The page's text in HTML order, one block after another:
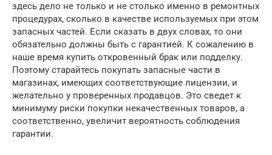
здесь дело не только и не столько именно в ремонтных
процедурах, сколько в качестве используемых при этом
запасных частей. Если сказать в двух словах, то они
обязательно должны быть с гарантией. К сожалению в
наше время купить откровенный брак или подделку.
Поэтому старайтесь покупать запасные части в
магазинах, имеющих соответствующие лицензии, и
желательно у проверенных продавцов. Это сведет к
минимуму риски покупки некачественных товаров, а
соответственно, увеличит вероятность соблюдения
гарантии.